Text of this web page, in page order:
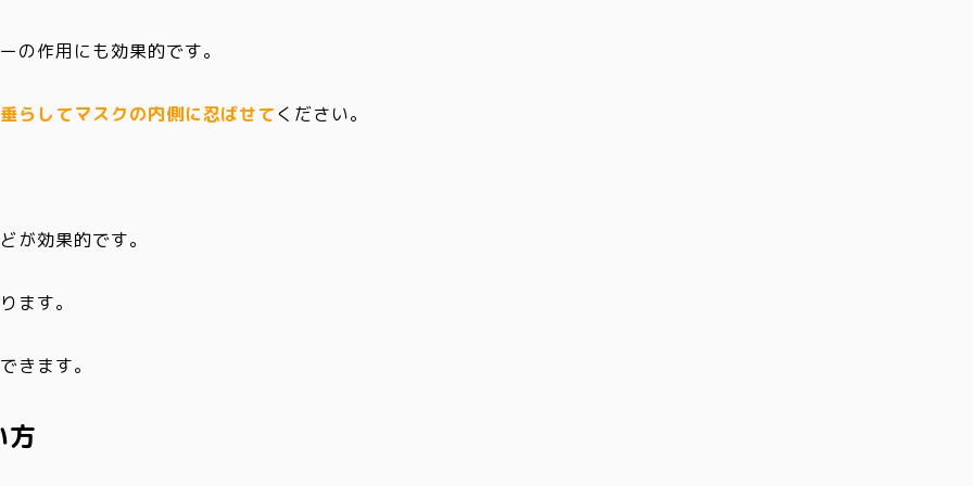
の作用にも効果的です。
らしてマスクの内側に忍ばせてください。
が効果的です。
ます。
きます。
方